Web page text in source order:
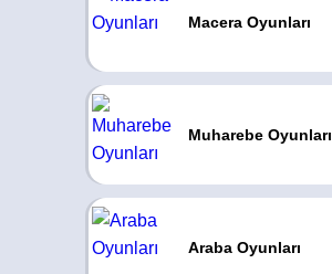
Macera Oyunları
Muharebe Oyunları
Araba Oyunları